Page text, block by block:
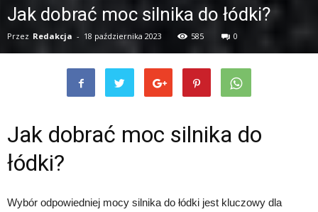
Jak dobrać moc silnika do łódki?
Przez Redakcja - 18 października 2023 585 0
Jak dobrać moc silnika do
łódki?
Wybór odpowiedniej mocy silnika do łódki jest kluczowy dla